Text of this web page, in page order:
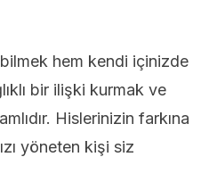
hem kendi içinizde
bir ilişki kurmak ve
Hislerinizin farkına
yöneten kişi siz